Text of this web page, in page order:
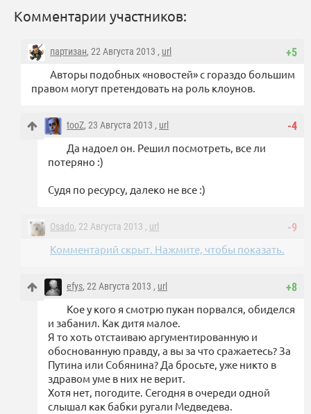
Комментарии участников:
+5
партизан, 22 Августа 2013 , url
Авторы подобных «новостей» с гораздо большим
правом могут претендовать на роль клоунов.
-4
tooZ, 23 Августа 2013 , url
Да надоел он. Решил посмотреть, все ли
потеряно :)
Судя по ресурсу, далеко не все :)
-9
Osado, 22 Августа 2013 , url
Комментарий скрыт. Нажмите, чтобы показать.
+8
efys, 22 Августа 2013 , url
Кое у кого я смотрю пукан порвался, обиделся
и забанил. Как дитя малое.
Я то хоть отстаиваю аргументированную и
обоснованную правду, а вы за что сражаетесь? За
Путина или Собянина? Да бросьте, уже никто в
здравом уме в них не верит.
Хотя нет, погодите. Сегодня в очереди одной
слышал как бабки ругали Медведева.